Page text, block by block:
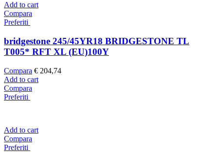
Add to cart
Compara
Preferiti
bridgestone 245/45YR18 BRIDGESTONE TL
T005* RFT XL (EU)100Y
Compara € 204,74
Add to cart
Compara
Preferiti
Add to cart
Compara
Preferiti